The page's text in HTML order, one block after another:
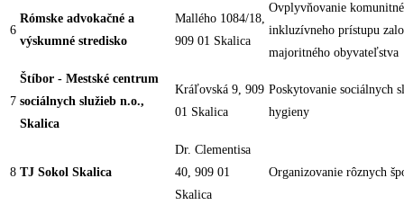
6
Rómske advokačné a
výskumné stredisko
Mallého 1084/18,
909 01 Skalica
Ovplyvňovanie
inkluzívneho prístupu
majoritného obyvateľstva
7
Štíbor - Mestské centrum
sociálnych služieb n.o.,
Skalica
Kráľovská 9, 909
01 Skalica
Poskytovanie sociálnych
hygieny
8 TJ Sokol Skalica
Dr. Clementisa
40, 909 01
Skalica
Organizovanie rôznych